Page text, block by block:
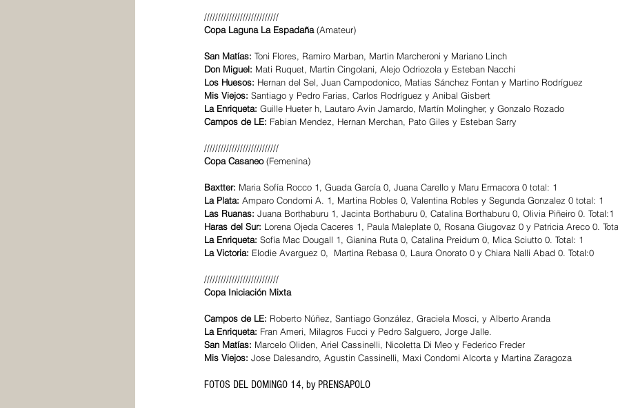
///////////////////////////
Copa Laguna La Espadaña (Amateur)
San Matías: Toni Flores, Ramiro Marban, Martin Marcheroni y Mariano Linch
Don Miguel: Mati Ruquet, Martin Cingolani, Alejo Odriozola y Esteban Nacchi
Los Huesos: Hernan del Sel, Juan Campodonico, Matias Sánchez Fontan y Martino Rodríguez
Mis Viejos: Santiago y Pedro Farias, Carlos Rodríguez y Anibal Gisbert
La Enriqueta: Guille Hueter h, Lautaro Avin Jamardo, Martín Molingher, y Gonzalo Rozado
Campos de LE: Fabian Mendez, Hernan Merchan, Pato Giles y Esteban Sarry
///////////////////////////
Copa Casaneo (Femenina)
Baxtter: Maria Sofía Rocco 1, Guada García 0, Juana Carello y Maru Ermacora 0 total: 1
La Plata: Amparo Condomi A. 1, Martina Robles 0, Valentina Robles y Segunda Gonzalez 0 total: 1
Las Ruanas: Juana Borthaburu 1, Jacinta Borthaburu 0, Catalina Borthaburu 0, Olivia Piñeiro 0. Total:1
Haras del Sur: Lorena Ojeda Caceres 1, Paula Maleplate 0, Rosana Giugovaz 0 y Patricia Areco 0.
La Enriqueta: Sofía Mac Dougall 1, Gianina Ruta 0, Catalina Preidum 0, Mica Sciutto 0. Total: 1
La Victoria: Elodie Avarguez 0,  Martina Rebasa 0, Laura Onorato 0 y Chiara Nalli Abad 0. Total:0
///////////////////////////
Copa Iniciación Mixta
Campos de LE: Roberto Núñez, Santiago González, Graciela Mosci, y Alberto Aranda
La Enriqueta: Fran Ameri, Milagros Fucci y Pedro Salguero, Jorge Jalle.
San Matías: Marcelo Oliden, Ariel Cassinelli, Nicoletta Di Meo y Federico Freder
Mis Viejos: Jose Dalesandro, Agustin Cassinelli, Maxi Condomi Alcorta y Martina Zaragoza
FOTOS DEL DOMINGO 14, by PRENSAPOLO